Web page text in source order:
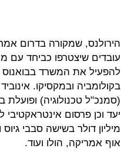
עובדים שיצטרפו כביחד עם
להפעיל את המשרד בבואנוס
(סמנכ"ל טכנולוגיה)
מיליון דולר בשישה סבבי
אוף אמריקה, הולו ועוד.